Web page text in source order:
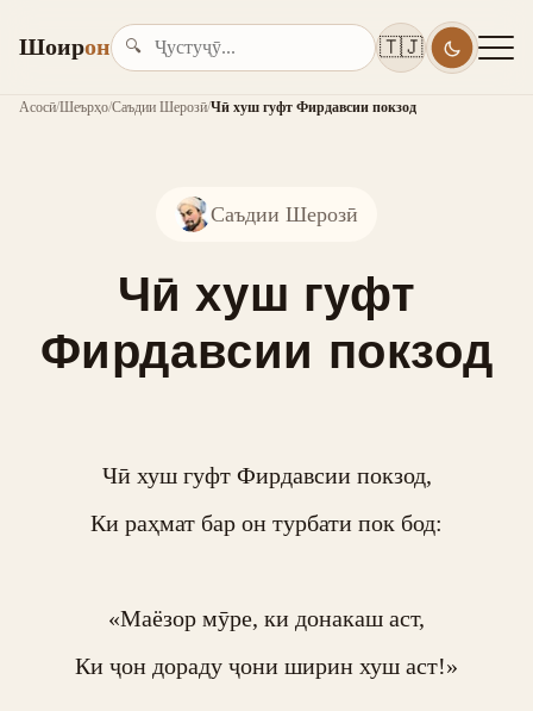
Шоирон 🔍 🇹🇯
Асосӣ/Шеърҳо/Саъдии Шерозӣ/Чӣ хуш гуфт Фирдавсии покзод
Саъдии Шерозӣ
Чӣ хуш гуфт
Фирдавсии покзод
Чӣ хуш гуфт Фирдавсии покзод,
Ки раҳмат бар он турбати пок бод:
«Маёзор мӯре, ки донакаш аст,
Ки ҷон дораду ҷони ширин хуш аст!»